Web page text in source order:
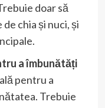
doar să
chia și nuci, și
a îmbunătăți
pentru a
Trebuie